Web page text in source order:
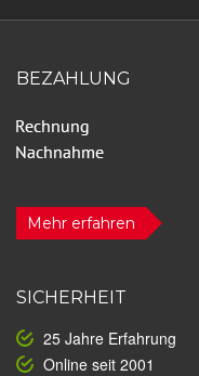
BEZAHLUNG
Mehr erfahren
SICHERHEIT
25 Jahre Erfahrung
Online seit 2001